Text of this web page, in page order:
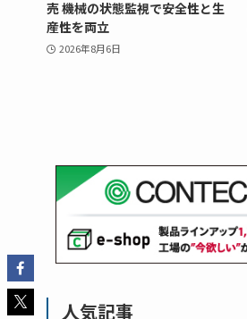
売 機械の状態監視で安全性と生
産性を両立
2026年8月6日
人気記事